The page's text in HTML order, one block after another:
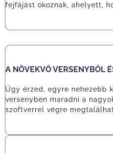
fejfájást okoznak, ahelyett,
A NÖVEKVŐ VERSENYBŐL
Úgy érzed, egyre nehezebb
versenyben maradni a
szoftverrel végre